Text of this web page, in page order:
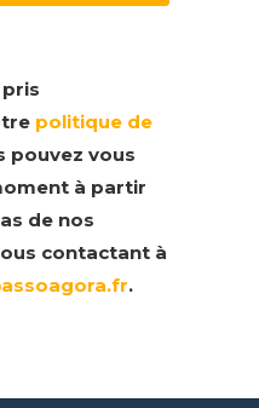
politique de
pouvez vous
à partir
de nos
contactant à
.